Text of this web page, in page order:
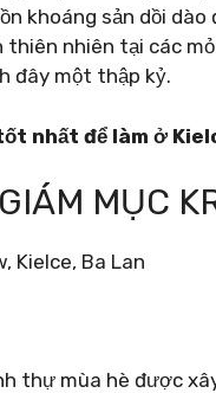
khoáng sản dồi
nhiên tại các
đây một thập kỷ.
nhất để làm ở
MỤC
thự mùa hè được